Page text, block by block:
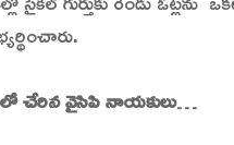
చేరిన వైసిపి నాయకులు…